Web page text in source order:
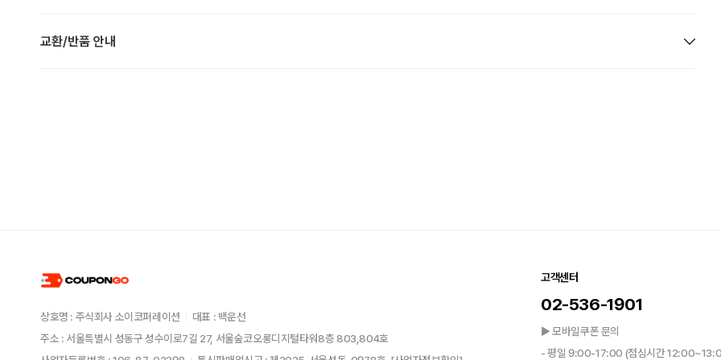
교환/반품 안내
상호명 : 주식회사 소이코퍼레이션
대표 : 백운선
주소 : 서울특별시 성동구 성수이로7길 27, 서울숲코오롱디지털타워8층 803,804호
고객센터
02-536-1901
▶ 모바일쿠폰 문의
- 평일 9:00-17:00 (점심시간